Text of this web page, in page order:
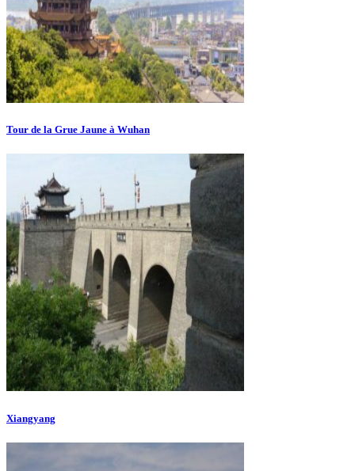
Tour de la Grue Jaune à Wuhan
Xiangyang